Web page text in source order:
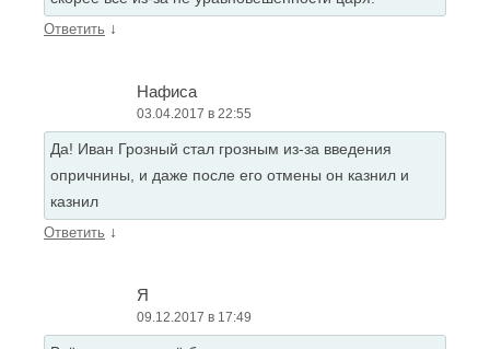
Ответить ↓
Нафиса
03.04.2017 в 22:55
Да! Иван Грозный стал грозным из-за введения
опричнины, и даже после его отмены он казнил и
казнил
Ответить ↓
Я
09.12.2017 в 17:49